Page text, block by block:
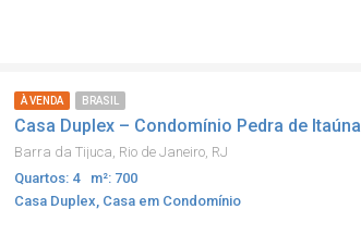
À VENDA BRASIL
Casa Duplex – Condomínio Pedra de Itaúna
Barra da Tijuca, Rio de Janeiro, RJ
Quartos: 4
m²: 700
Casa Duplex, Casa em Condomínio